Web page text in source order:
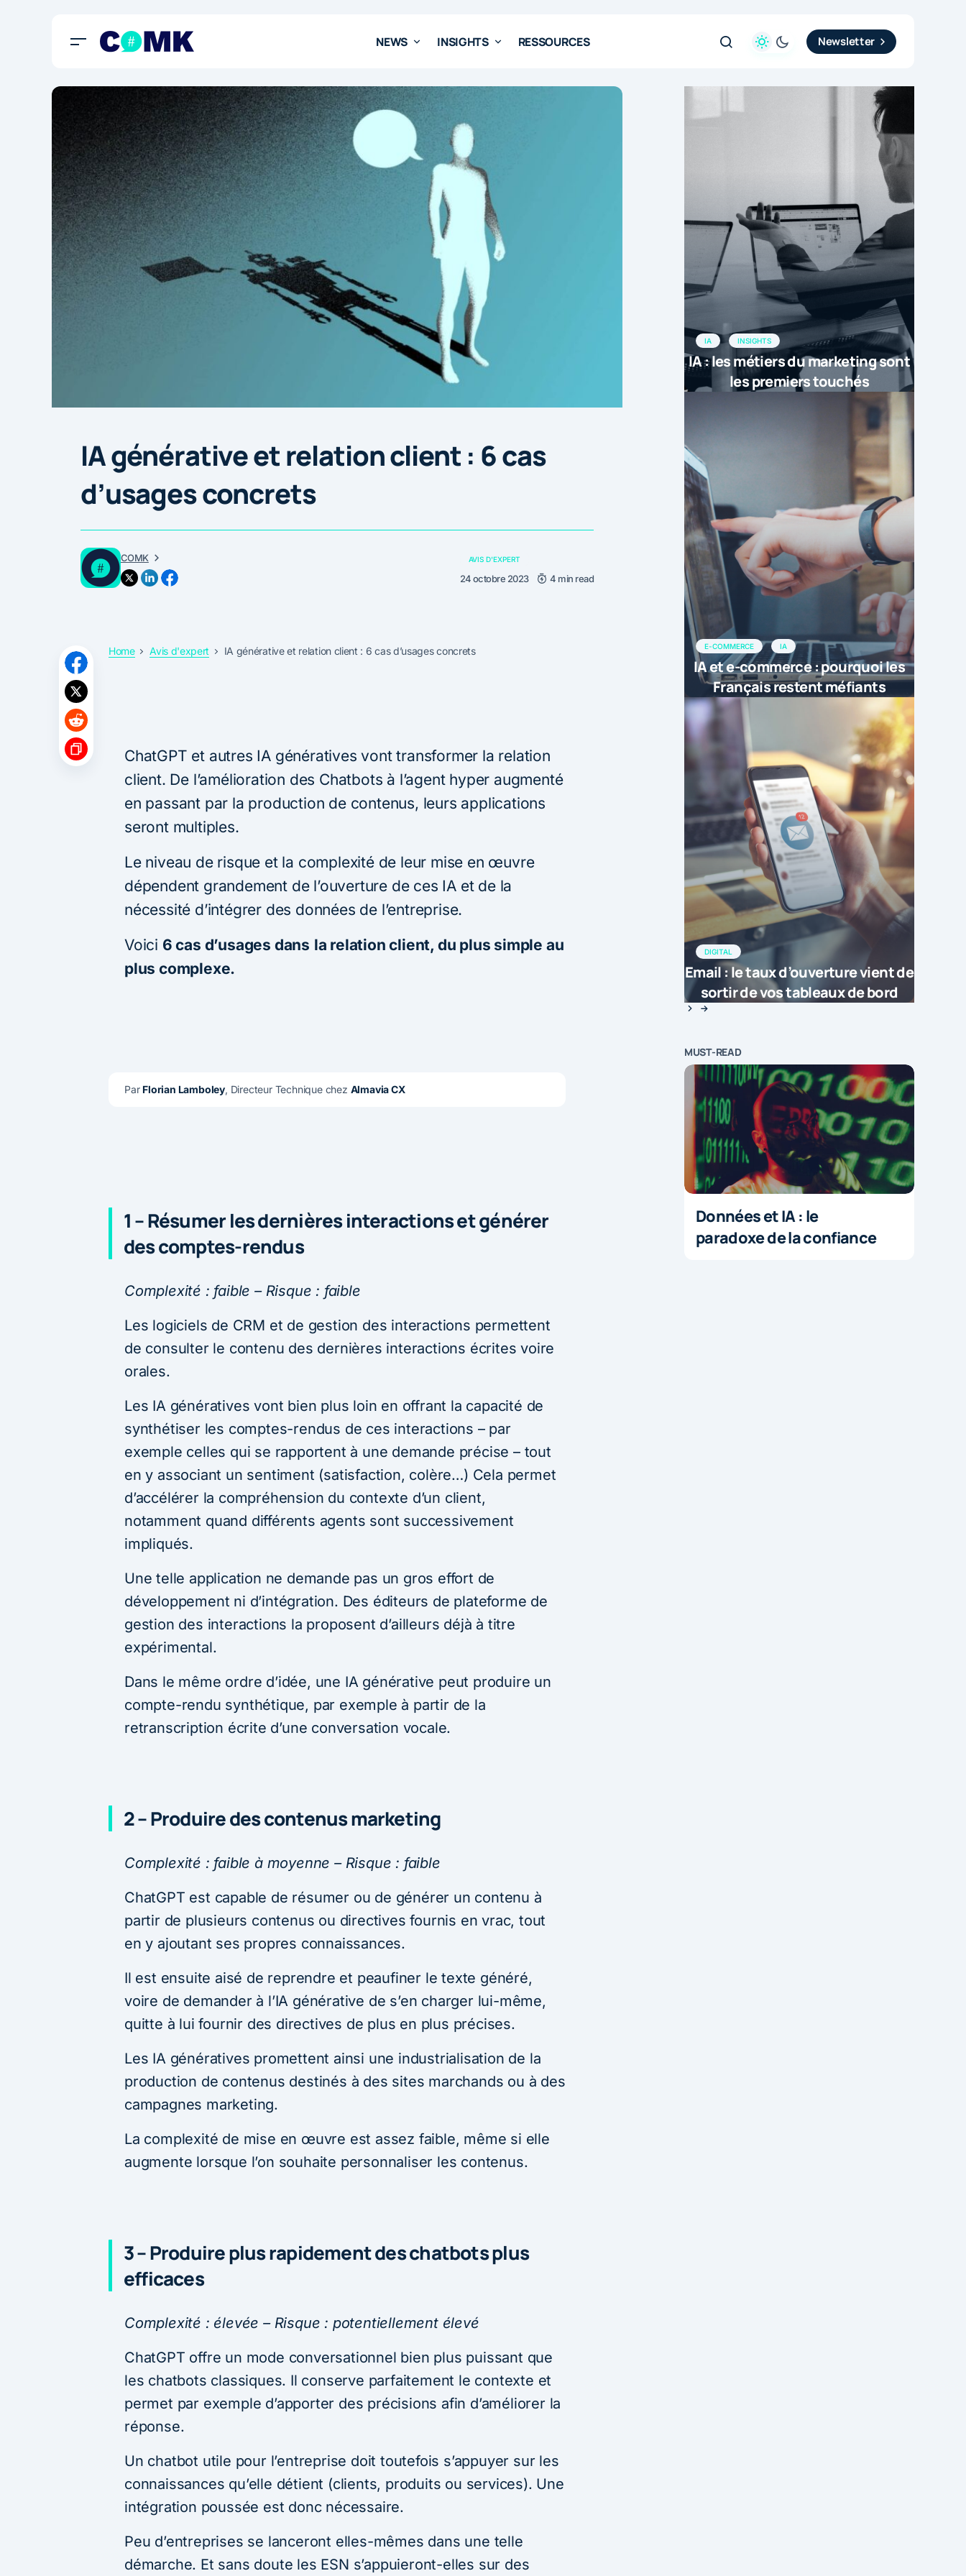
NEWS INSIGHTS RESSOURCES Newsletter
IA générative et relation client : 6 cas
d’usages concrets
COMK AVIS D'EXPERT
24 octobre 2023 4 min read
Home Avis d'expert IA générative et relation client : 6 cas d’usages concrets
ChatGPT et autres IA génératives vont transformer la relation
client. De l’amélioration des Chatbots à l’agent hyper augmenté
en passant par la production de contenus, leurs applications
seront multiples.
Le niveau de risque et la complexité de leur mise en œuvre
dépendent grandement de l’ouverture de ces IA et de la
nécessité d’intégrer des données de l’entreprise.
Voici 6 cas d’usages dans la relation client, du plus simple au
plus complexe.
Par Florian Lamboley, Directeur Technique chez Almavia CX
1 – Résumer les dernières interactions et générer
des comptes-rendus
Complexité : faible – Risque : faible
Les logiciels de CRM et de gestion des interactions permettent
de consulter le contenu des dernières interactions écrites voire
orales.
Les IA génératives vont bien plus loin en offrant la capacité de
synthétiser les comptes-rendus de ces interactions – par
exemple celles qui se rapportent à une demande précise – tout
en y associant un sentiment (satisfaction, colère…) Cela permet
d’accélérer la compréhension du contexte d’un client,
notamment quand différents agents sont successivement
impliqués.
Une telle application ne demande pas un gros effort de
développement ni d’intégration. Des éditeurs de plateforme de
gestion des interactions la proposent d’ailleurs déjà à titre
expérimental.
Dans le même ordre d’idée, une IA générative peut produire un
compte-rendu synthétique, par exemple à partir de la
retranscription écrite d’une conversation vocale.
2 – Produire des contenus marketing
Complexité : faible à moyenne – Risque : faible
ChatGPT est capable de résumer ou de générer un contenu à
partir de plusieurs contenus ou directives fournis en vrac, tout
en y ajoutant ses propres connaissances.
Il est ensuite aisé de reprendre et peaufiner le texte généré,
voire de demander à l’IA générative de s’en charger lui-même,
quitte à lui fournir des directives de plus en plus précises.
Les IA génératives promettent ainsi une industrialisation de la
production de contenus destinés à des sites marchands ou à des
campagnes marketing.
La complexité de mise en œuvre est assez faible, même si elle
augmente lorsque l’on souhaite personnaliser les contenus.
3 – Produire plus rapidement des chatbots plus
efficaces
Complexité : élevée – Risque : potentiellement élevé
ChatGPT offre un mode conversationnel bien plus puissant que
les chatbots classiques. Il conserve parfaitement le contexte et
permet par exemple d’apporter des précisions afin d’améliorer la
réponse.
Un chatbot utile pour l’entreprise doit toutefois s’appuyer sur les
connaissances qu’elle détient (clients, produits ou services). Une
intégration poussée est donc nécessaire.
Peu d’entreprises se lanceront elles-mêmes dans une telle
démarche. Et sans doute les ESN s’appuieront-elles sur des
IA INSIGHTS
IA : les métiers du marketing sont
les premiers touchés
E-COMMERCE IA
IA et e-commerce : pourquoi les
Français restent méfiants
DIGITAL
Email : le taux d’ouverture vient de
sortir de vos tableaux de bord
MUST-READ
Données et IA : le
paradoxe de la confiance